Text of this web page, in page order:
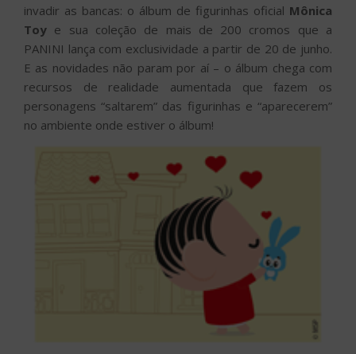
invadir as bancas: o álbum de figurinhas oficial Mônica
Toy e sua coleção de mais de 200 cromos que a
PANINI lança com exclusividade a partir de 20 de junho.
E as novidades não param por aí – o álbum chega com
recursos de realidade aumentada que fazem os
personagens “saltarem” das figurinhas e “aparecerem”
no ambiente onde estiver o álbum!